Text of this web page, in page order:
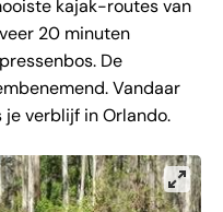
kajak-routes van
20 minuten
De
Vandaar
verblijf in Orlando.